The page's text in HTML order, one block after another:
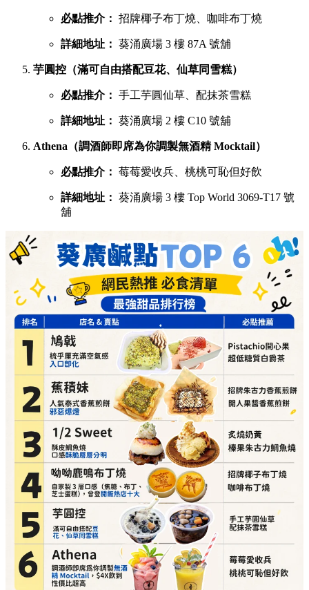
必點推介： 招牌椰子布丁燒、咖啡布丁燒
詳細地址： 葵涌廣場 3 樓 87A 號舖
芋圓控（滿可自由搭配豆花、仙草同雪糕）
必點推介： 手工芋圓仙草、配抹茶雪糕
詳細地址： 葵涌廣場 2 樓 C10 號舖
Athena（調酒師即席為你調製無酒精 Mocktail）
必點推介： 莓莓愛收兵、桃桃可恥但好飲
詳細地址： 葵涌廣場 3 樓 Top World 3069-T17 號
舖